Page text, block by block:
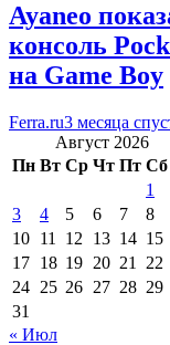
Ayaneo
консоль
на Game Boy
Ferra.ru3 месяца
Август 2026
Пн Вт Ср Чт Пт Сб
1
3
4 5 6 7 8
10 11 12 13 14 15
17 18 19 20 21 22
24 25 26 27 28 29
31
« Июл